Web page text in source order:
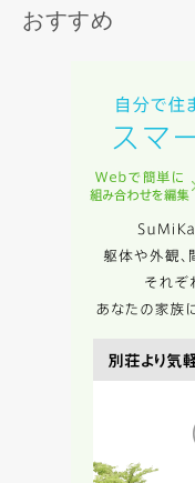
おすすめ
資料請求にあた
当社は，当社のプラ
た情報を利用します。
当社はお客様から
た専門家へ提供す
めに利用します。
律上の請求原因の
当社は、お客様が
の間で生じた紛争